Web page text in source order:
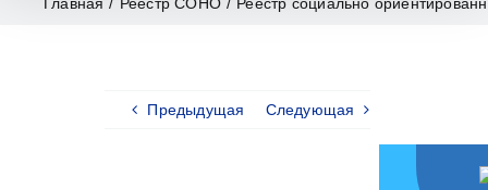
Предыдущая Следующая